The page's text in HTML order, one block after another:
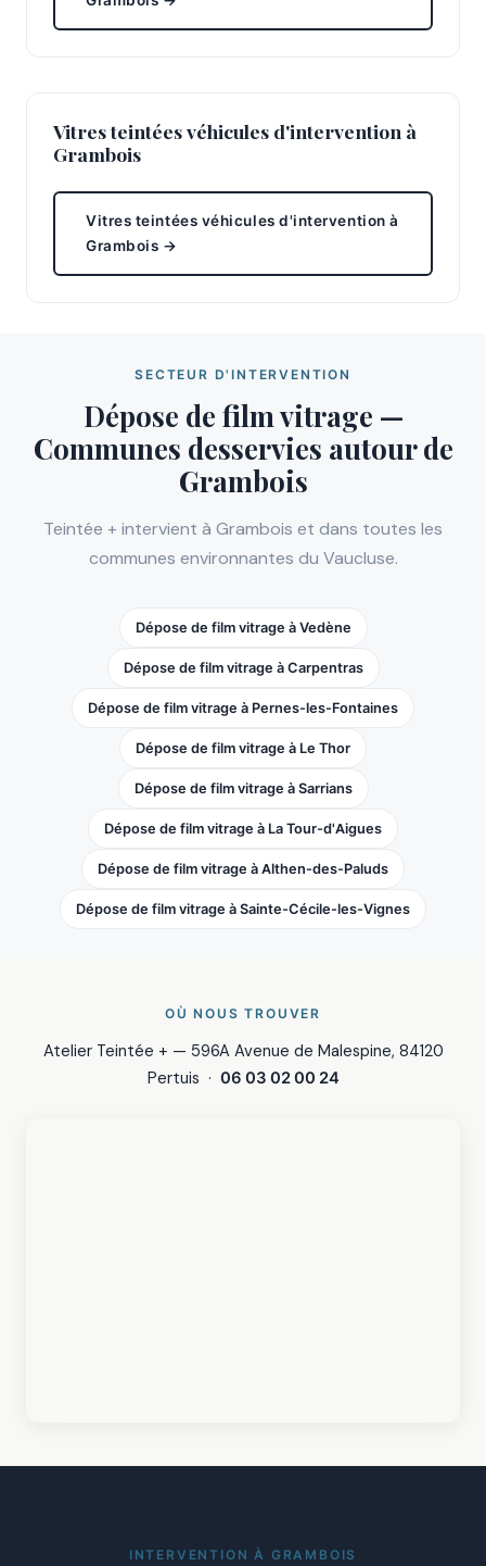
Vitres teintées véhicules d'intervention à
Grambois
Vitres teintées véhicules d'intervention à
Grambois →
SECTEUR D'INTERVENTION
Dépose de film vitrage —
Communes desservies autour de
Grambois
Teintée + intervient à Grambois et dans toutes les
communes environnantes du Vaucluse.
Dépose de film vitrage à Vedène
Dépose de film vitrage à Carpentras
Dépose de film vitrage à Pernes-les-Fontaines
Dépose de film vitrage à Le Thor
Dépose de film vitrage à Sarrians
Dépose de film vitrage à La Tour-d'Aigues
Dépose de film vitrage à Althen-des-Paluds
Dépose de film vitrage à Sainte-Cécile-les-Vignes
OÙ NOUS TROUVER
Atelier Teintée + — 596A Avenue de Malespine, 84120
Pertuis · 06 03 02 00 24
INTERVENTION À GRAMBOIS